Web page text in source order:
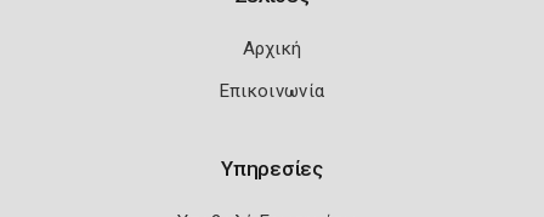
Αρχική
Επικοινωνία
Υπηρεσίες